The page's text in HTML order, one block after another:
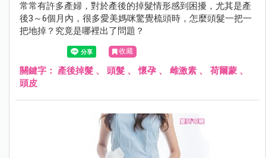
常常有許多產婦，對於產後的掉髮情形感到困擾，尤其是產
後3～6個月內，很多愛美媽咪驚覺梳頭時，怎麼頭髮一把一
把地掉？究竟是哪裡出了問題？
收藏
關鍵字： 產後掉髮 、 頭髮 、懷孕 、 雌激素 、 荷爾蒙 、
頭皮